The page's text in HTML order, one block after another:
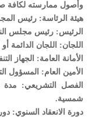
وأصول ممارسته لكافة
هيئة الرئاسة: رئيس
الرئيس: رئيس مجلس
اللجان: اللجان
الأمانة العامة: الجهاز
الأمين العام: المسؤول
الفصل التشريعي:
شمسية.
دورة الانعقاد السنوي: